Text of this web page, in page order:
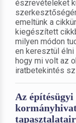
észrevételeket
emeltünk a
kiegészített
milyen módon
en keresztül
hogy mi volt az
iratbetekintés
Az